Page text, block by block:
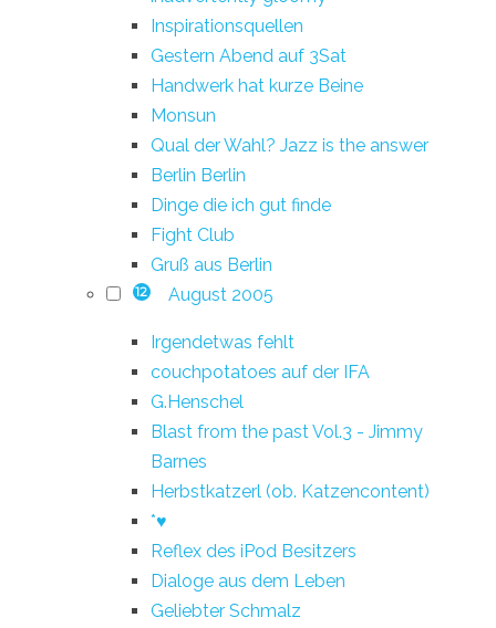
Inspirationsquellen
Gestern Abend auf 3Sat
Handwerk hat kurze Beine
Monsun
Qual der Wahl? Jazz is the answer
Berlin Berlin
Dinge die ich gut finde
Fight Club
Gruß aus Berlin
12 August 2005
Irgendetwas fehlt
couchpotatoes auf der IFA
G.Henschel
Blast from the past Vol.3 - Jimmy
Barnes
Herbstkatzerl (ob. Katzencontent)
*♥
Reflex des iPod Besitzers
Dialoge aus dem Leben
Geliebter Schmalz